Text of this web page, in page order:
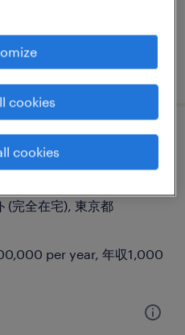
per year, 年収
ー(pm)／大手dx支
(完全在宅), 東京都
per year, 年収1,000
cookies
cookies